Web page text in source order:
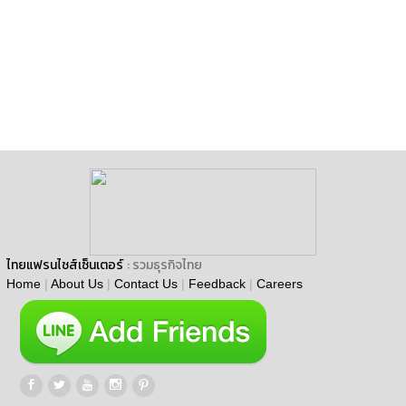
ไทยแฟรนไชส์เซ็นเตอร์ : รวมธุรกิจไทย
Home | About Us | Contact Us | Feedback | Careers